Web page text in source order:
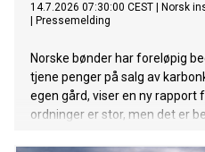
14.7.2026 07:30:00 CEST
Norsk
Pressemelding
Norske bønder har foreløpig
tjene penger på salg av
egen gård, viser en ny rapport
ordninger er stor, men det er